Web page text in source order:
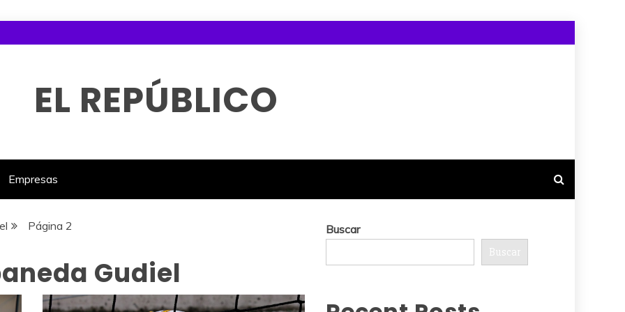
EL REPÚBLICO
Empresas
Página 2
Gudiel
Buscar
Buscar